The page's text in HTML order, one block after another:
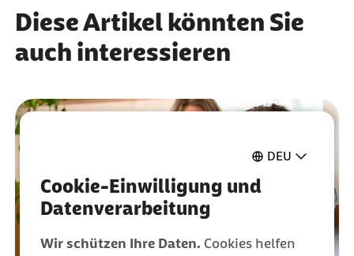
DEU
Cookie-Einwilligung und
Datenverarbeitung
Wir schützen Ihre Daten. Cookies helfen
Diese Artikel könnten Sie
auch interessieren